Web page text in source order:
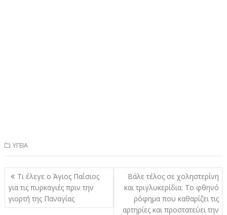
ΥΓΕΙΑ
Πλοήγηση
άρθρων
Τι έλεγε ο Άγιος Παΐσιος
για τις πυρκαγιές πριν την
γιορτή της Παναγίας
Βάλε τέλος σε χοληστερίνη
και τριγλυκερίδια: Το φθηνό
ρόφημα που καθαρίζει τις
αρτηρίες και προστατεύει την